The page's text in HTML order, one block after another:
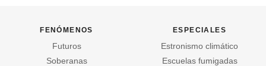
fenómenos
Futuros
Soberanas
especiales
Estronismo climático
Escuelas fumigadas